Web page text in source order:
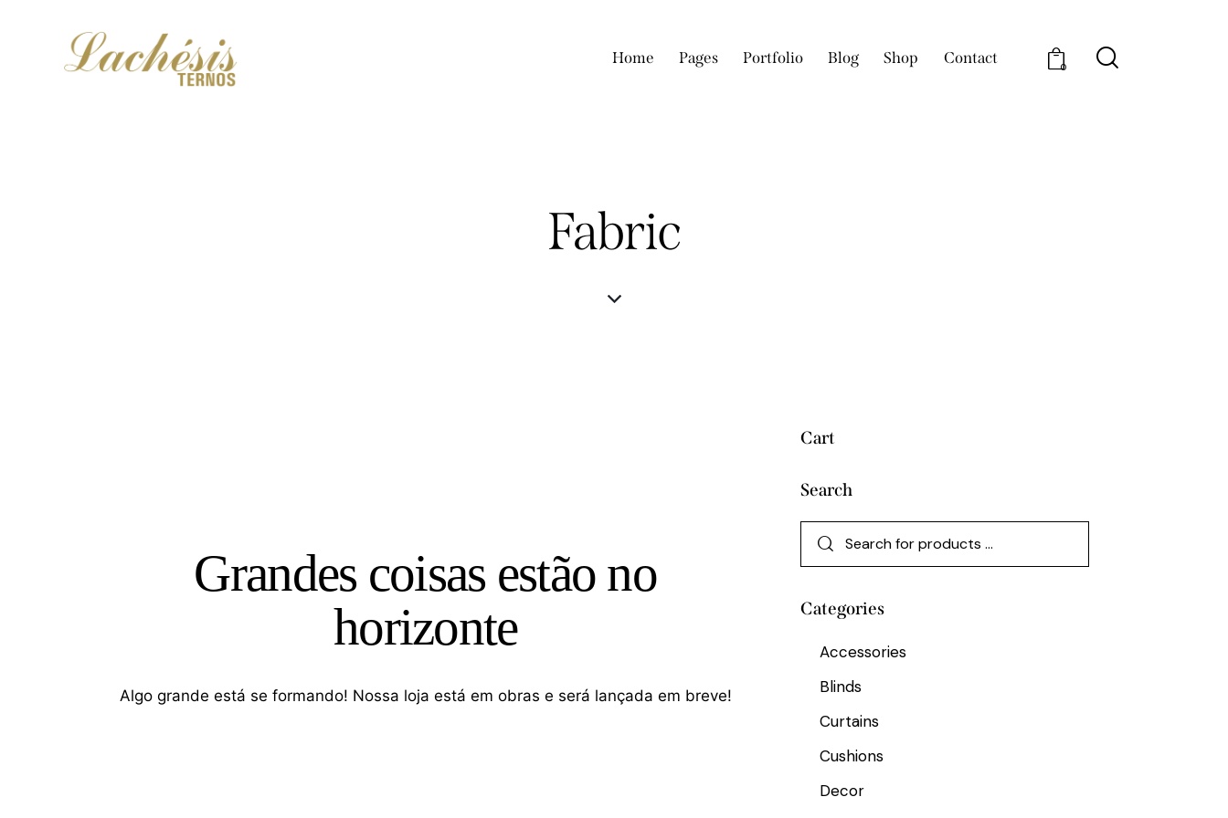
Home Pages Portfolio Blog Shop Contact 0
Fabric
Grandes coisas estão no
horizonte
Algo grande está se formando! Nossa loja está em obras e será lançada em breve!
Cart
Search
Categories
Accessories
Blinds
Curtains
Cushions
Decor